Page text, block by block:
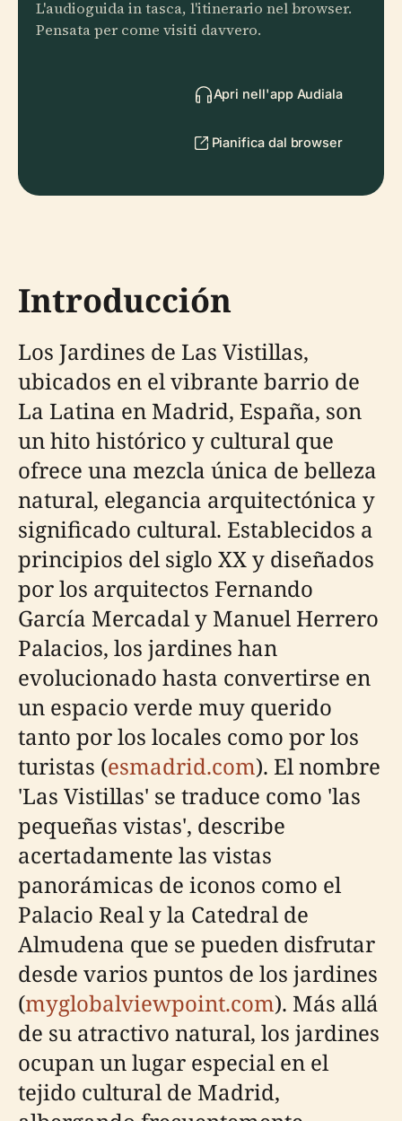
L'audioguida in tasca, l'itinerario nel browser.
Pensata per come visiti davvero.
Apri nell'app Audiala
Pianifica dal browser
Introducción
Los Jardines de Las Vistillas,
ubicados en el vibrante barrio de
La Latina en Madrid, España, son
un hito histórico y cultural que
ofrece una mezcla única de belleza
natural, elegancia arquitectónica y
significado cultural. Establecidos a
principios del siglo XX y diseñados
por los arquitectos Fernando
García Mercadal y Manuel Herrero
Palacios, los jardines han
evolucionado hasta convertirse en
un espacio verde muy querido
tanto por los locales como por los
turistas (esmadrid.com). El nombre
'Las Vistillas' se traduce como 'las
pequeñas vistas', describe
acertadamente las vistas
panorámicas de iconos como el
Palacio Real y la Catedral de
Almudena que se pueden disfrutar
desde varios puntos de los jardines
(myglobalviewpoint.com). Más allá
de su atractivo natural, los jardines
ocupan un lugar especial en el
tejido cultural de Madrid,